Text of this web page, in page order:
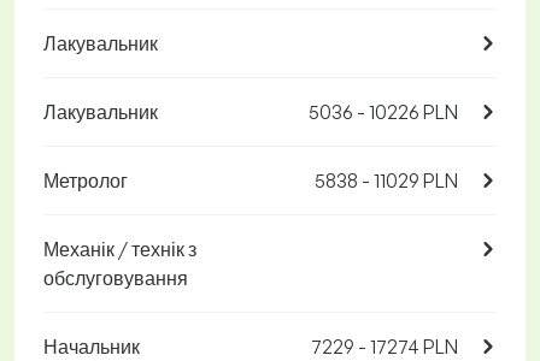
Лакувальник
Лакувальник 5036 - 10226 PLN
Метролог 5838 - 11029 PLN
Механік / технік з
обслуговування
Начальник
7229 - 17274 PLN